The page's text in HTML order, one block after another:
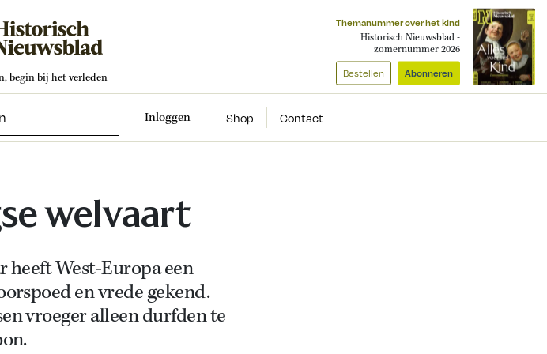
begin bij het verleden
Themanummer over het kind
Historisch Nieuwsblad -
zomernummer 2026
Bestellen Abonneren
Inloggen Shop Contact
welvaart
heeft West-Europa een
en vrede gekend.
vroeger alleen durfden te